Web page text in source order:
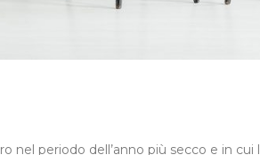
nel periodo dell’anno più secco e in cui